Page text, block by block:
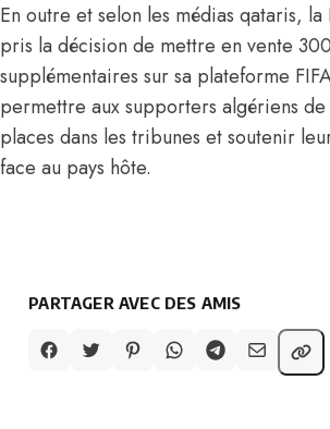
En outre et selon les médias qataris, la
pris la décision de mettre en vente
supplémentaires sur sa plateforme
permettre aux supporters algériens
places dans les tribunes et soutenir
face au pays hôte.
PARTAGER AVEC DES AMIS